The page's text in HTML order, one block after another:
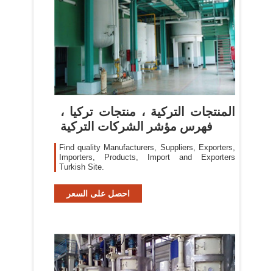
المنتجات التركية ، منتجات تركيا ،
فهرس مؤشر الشركات التركية
Find quality Manufacturers, Suppliers, Exporters,
Importers, Products, Import and Exporters
Turkish Site.
احصل على السعر